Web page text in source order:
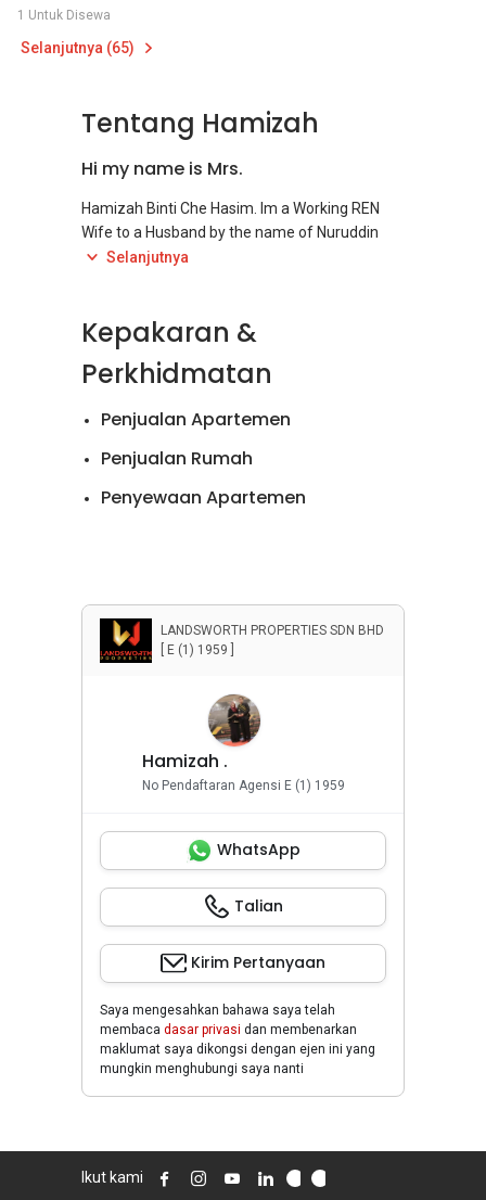
1 Untuk Disewa
Selanjutnya (65)
Tentang Hamizah
Hi my name is Mrs.
Hamizah Binti Che Hasim. Im a Working REN
Wife to a Husband by the name of Nuruddin
Zabidi.
residentials and commercials.
My coverage area includes Putrajaya,
or to buy or rent at
Selanjutnya
Kepakaran &
Perkhidmatan
Penjualan Apartemen
Penjualan Rumah
Penyewaan Apartemen
LANDSWORTH PROPERTIES SDN BHD
[ E (1) 1959 ]
Hamizah .
No Pendaftaran Agensi E (1) 1959
WhatsApp
Talian
Kirim Pertanyaan
Saya mengesahkan bahawa saya telah
membaca dasar privasi dan membenarkan
maklumat saya dikongsi dengan ejen ini yang
mungkin menghubungi saya nanti
Ikut kami